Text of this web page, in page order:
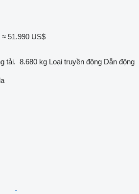
≈ 51.990 US$
tải. 8.680 kg Loại truyền động Dẫn động